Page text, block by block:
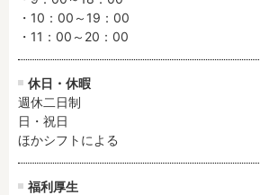
・10：00～19：00
・11：00～20：00
休日・休暇
週休二日制
日・祝日
ほかシフトによる
福利厚生